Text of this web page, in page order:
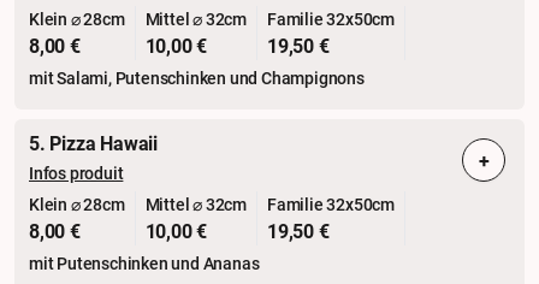
Klein ⌀ 28cm
8,00 €
Mittel ⌀ 32cm
10,00 €
Familie 32x50cm
19,50 €
mit Salami, Putenschinken und Champignons
5. Pizza Hawaii
Infos produit
Klein ⌀ 28cm
8,00 €
Mittel ⌀ 32cm
10,00 €
Familie 32x50cm
19,50 €
mit Putenschinken und Ananas
+